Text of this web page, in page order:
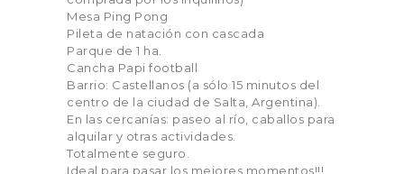
Mesa Ping Pong
Pileta de natación con cascada
Parque de 1 ha.
Cancha Papi football
Barrio: Castellanos (a sólo 15 minutos del
centro de la ciudad de Salta, Argentina).
En las cercanías: paseo al río, caballos para
alquilar y otras actividades.
Totalmente seguro.
Ideal para pasar los mejores momentos!!!